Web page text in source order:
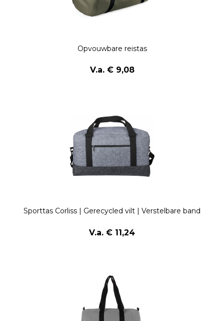
Opvouwbare reistas
V.a. € 9,08
Sporttas Corliss | Gerecycled vilt | Verstelbare band
V.a. € 11,24